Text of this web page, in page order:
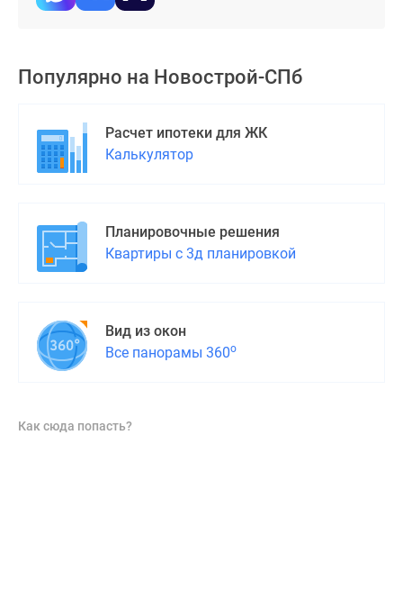
Популярно на Новострой-СПб
Расчет ипотеки для ЖК
Калькулятор
Планировочные решения
Квартиры с 3д планировкой
Вид из окон
Все панорамы 360о
Как сюда попасть?